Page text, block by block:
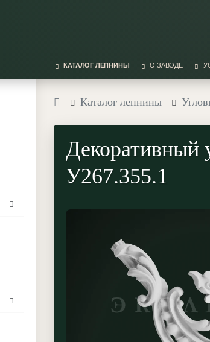
КАТАЛОГ ЛЕПНИНЫ О ЗАВОДЕ
Каталог лепнины
Декоративный
У267.355.1